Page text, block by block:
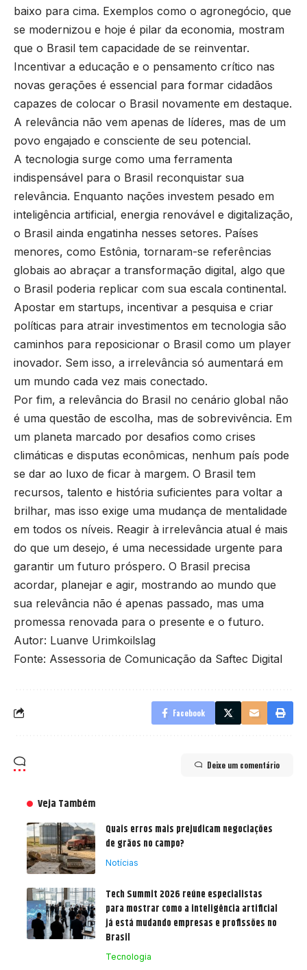
baixo para cima. Exemplos como o agronegócio, que
se modernizou e hoje é pilar da economia, mostram
que o Brasil tem capacidade de se reinventar.
Incentivar a educação e o pensamento crítico nas
novas gerações é essencial para formar cidadãos
capazes de colocar o Brasil novamente em destaque.
A relevância não vem apenas de líderes, mas de um
povo engajado e consciente de seu potencial.
A tecnologia surge como uma ferramenta
indispensável para o Brasil reconquistar sua
relevância. Enquanto nações investem pesado em
inteligência artificial, energia renovável e digitalização,
o Brasil ainda engatinha nesses setores. Países
menores, como Estônia, tornaram-se referências
globais ao abraçar a transformação digital, algo que
o Brasil poderia replicar com sua escala continental.
Apostar em startups, incentivar a pesquisa e criar
políticas para atrair investimentos em tecnologia são
caminhos para reposicionar o Brasil como um player
inovador. Sem isso, a irrelevância só aumentará em
um mundo cada vez mais conectado.
Por fim, a relevância do Brasil no cenário global não
é uma questão de escolha, mas de sobrevivência. Em
um planeta marcado por desafios como crises
climáticas e disputas econômicas, nenhum país pode
se dar ao luxo de ficar à margem. O Brasil tem
recursos, talento e história suficientes para voltar a
brilhar, mas isso exige uma mudança de mentalidade
em todos os níveis. Reagir à irrelevância atual é mais
do que um desejo, é uma necessidade urgente para
garantir um futuro próspero. O Brasil precisa
acordar, planejar e agir, mostrando ao mundo que
sua relevância não é apenas passado, mas uma
promessa renovada para o presente e o futuro.
Autor: Luanve Urimkoilslag
Fonte: Assessoria de Comunicação da Saftec Digital
Facebook
Deixe um comentário
Veja Também
Quais erros mais prejudicam negociações
de grãos no campo?
Notícias
Tech Summit 2026 reúne especialistas
para mostrar como a inteligência artificial
já está mudando empresas e profissões no
Brasil
Tecnologia